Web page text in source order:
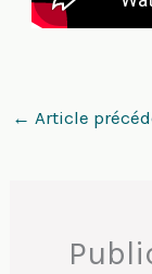
← Article